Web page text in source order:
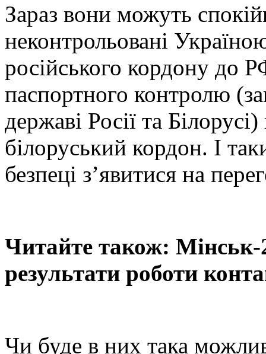
Зараз вони можуть
неконтрольовані
російського кордону до
паспортного контролю
державі Росії та
білоруський кордон. І
безпеці з’явитися на
Читайте також: Мінськ-
результати роботи
Чи буде в них така